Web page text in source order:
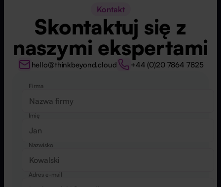
Kontakt
Skontaktuj się z
naszymi ekspertami
hello@thinkbeyond.cloud +44 (0)20 7864 7825
Firma
Imię
Nazwisko
Adres e-mail